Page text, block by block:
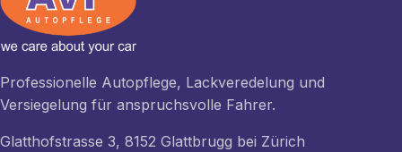
Professionelle Autopflege, Lackveredelung und
Versiegelung für anspruchsvolle Fahrer.
Glatthofstrasse 3, 8152 Glattbrugg bei Zürich